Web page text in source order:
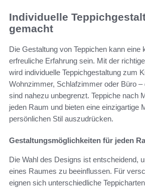
Individuelle
gemacht
Die Gestaltung von Teppichen kann eine
erfreuliche Erfahrung sein. Mit der
wird individuelle Teppichgestaltung zum
Wohnzimmer, Schlafzimmer oder Büro –
sind nahezu unbegrenzt. Teppiche nach
jeden Raum und bieten eine einzigartige
persönlichen Stil auszudrücken.
Gestaltungsmöglichkeiten für jeden
Die Wahl des Designs ist entscheidend,
eines Raumes zu beeinflussen. Für
eignen sich unterschiedliche